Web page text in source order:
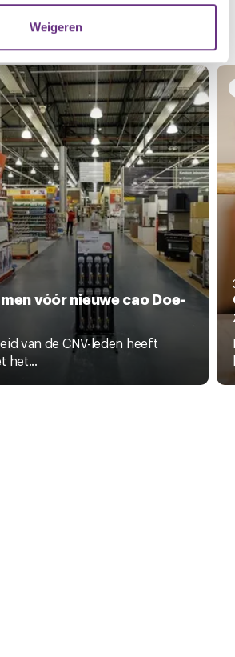
van uw gebruik van hun services.
op elk moment wijzigen of
of door te klikken op
linksonder op de
Weigeren
nieuws
vóór nieuwe cao Doe-
van de CNV-leden heeft
het...